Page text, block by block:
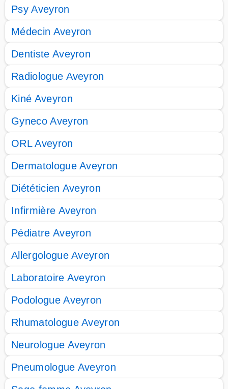
Psy Aveyron
Médecin Aveyron
Dentiste Aveyron
Radiologue Aveyron
Kiné Aveyron
Gyneco Aveyron
ORL Aveyron
Dermatologue Aveyron
Diététicien Aveyron
Infirmière Aveyron
Pédiatre Aveyron
Allergologue Aveyron
Laboratoire Aveyron
Podologue Aveyron
Rhumatologue Aveyron
Neurologue Aveyron
Pneumologue Aveyron